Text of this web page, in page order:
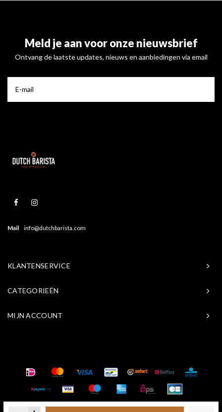
Meld je aan voor onze nieuwsbrief
Ontvang de laatste updates, nieuws en aanbiedingen via email
Mail info@dutchbarista.com
KLANTENSERVICE
CATEGORIEËN
MIJN ACCOUNT